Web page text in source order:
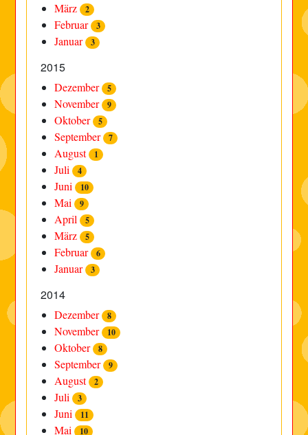
März 2
Februar 3
Januar 3
2015
Dezember 5
November 9
Oktober 5
September 7
August 1
Juli 4
Juni 10
Mai 9
April 5
März 5
Februar 6
Januar 3
2014
Dezember 8
November 10
Oktober 8
September 9
August 2
Juli 3
Juni 11
Mai 10